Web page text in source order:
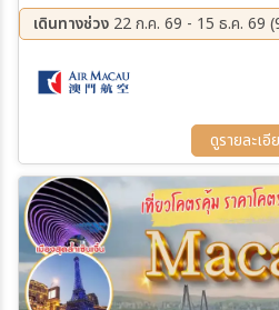
ระหว่าง
งามริมทะเล // ช้อปปิ้งตลาดใต้ดินก๊งเป่ย
เดินทางช่วง 22 ก.ค. 69 - 15 ธ.ค. 69
09 ส.ค. 69 - 11 ส.ค. 69
13 ส.ค. 69 - 15 ส.ค. 69
21 ส.ค. 69 - 23 ส.ค. 69
23 ส.ค. 69 - 25 ส.ค. 69
27 ส.ค. 69 - 29 ส.ค. 69
29 ส.ค. 69 - 31 ส.ค. 69
31 ส.ค. 69 - 02 ก.ย. 69
02 ก.ย. 69 - 04 ก.ย. 69
ดูรายละเอี